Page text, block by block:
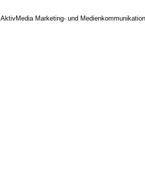
AktivMedia Marketing- und